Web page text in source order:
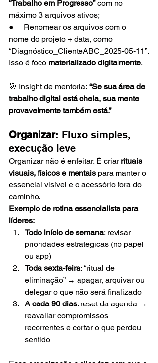
“Trabalho em Progresso” com no
máximo 3 arquivos ativos;
●     Renomear os arquivos com o
nome do projeto + data, como
“Diagnóstico_ClienteABC_2025-05-11”.
Isso é foco materializado digitalmente.
🎯 Insight de mentoria: “Se sua área de
trabalho digital está cheia, sua mente
provavelmente também está.”
Organizar: Fluxo simples,
execução leve
Organizar não é enfeitar. É criar rituais
visuais, físicos e mentais para manter o
essencial visível e o acessório fora do
caminho.
Exemplo de rotina essencialista para
líderes:
Todo início de semana: revisar
prioridades estratégicas (no papel
ou app)
Toda sexta-feira: “ritual de
eliminação” → apagar, arquivar ou
delegar o que não será finalizado
A cada 90 dias: reset da agenda →
reavaliar compromissos
recorrentes e cortar o que perdeu
sentido